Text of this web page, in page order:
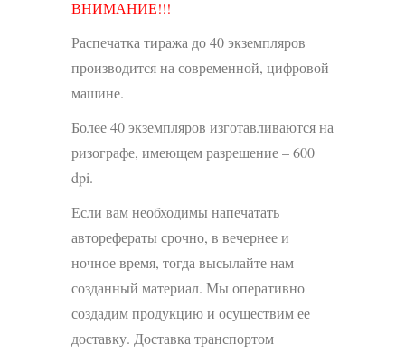
ВНИМАНИЕ!!!
Распечатка тиража до 40 экземпляров
производится на современной, цифровой
машине.
Более 40 экземпляров изготавливаются на
ризографе, имеющем разрешение – 600
dpi.
Если вам необходимы напечатать
авторефераты срочно, в вечернее и
ночное время, тогда высылайте нам
созданный материал. Мы оперативно
создадим продукцию и осуществим ее
доставку. Доставка транспортом